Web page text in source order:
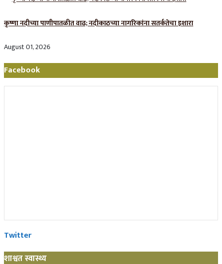
कृष्णा नदीच्या पाणीपातळीत वाढ; नदीकाठच्या नागरिकांना सतर्कतेचा इशारा
August 01, 2026
Facebook
Twitter
शाश्वत स्वास्थ्य